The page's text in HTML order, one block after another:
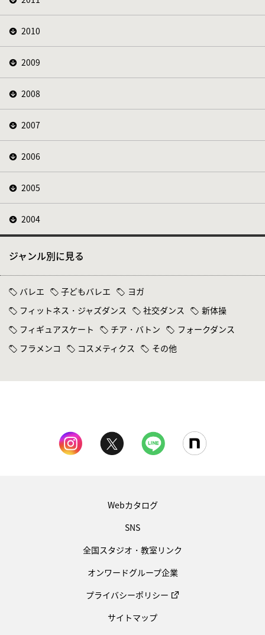
2010
2009
2008
2007
2006
2005
2004
ジャンル別に見る
バレエ 子どもバレエ
ヨガ
フィットネス・ジャズダンス
社交ダンス
新体操
フィギュアスケート
チア・バトン
フォークダンス
フラメンコ
コスメティクス その他
Webカタログ
SNS
全国スタジオ・教室リンク
オンワードグループ企業
プライバシーポリシー
サイトマップ